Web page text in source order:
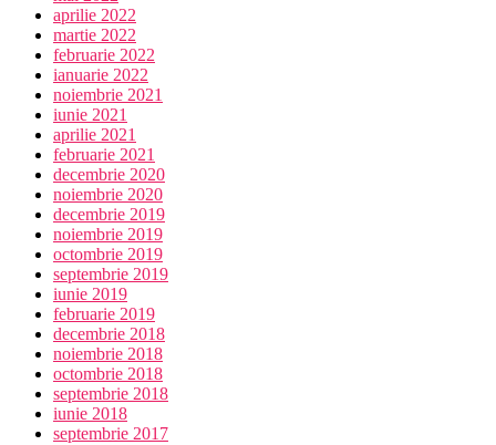
aprilie 2022
martie 2022
februarie 2022
ianuarie 2022
noiembrie 2021
iunie 2021
aprilie 2021
februarie 2021
decembrie 2020
noiembrie 2020
decembrie 2019
noiembrie 2019
octombrie 2019
septembrie 2019
iunie 2019
februarie 2019
decembrie 2018
noiembrie 2018
octombrie 2018
septembrie 2018
iunie 2018
septembrie 2017